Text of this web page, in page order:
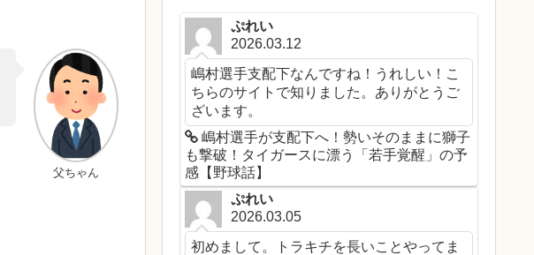
父ちゃん
ぷれい
2026.03.12
嶋村選手支配下なんですね！うれしい！こ
ちらのサイトで知りました。ありがとうご
ざいます。
嶋村選手が支配下へ！勢いそのままに獅子
も撃破！タイガースに漂う「若手覚醒」の予
感【野球話】
ぷれい
2026.03.05
初めまして。トラキチを長いことやってま